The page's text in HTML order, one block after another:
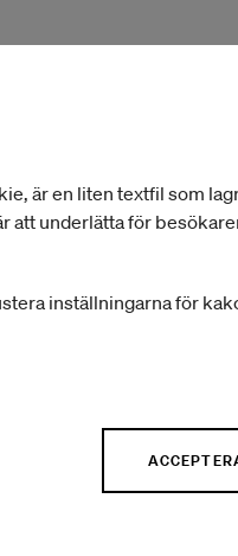
baserad i
tekniker
av hur
ut gränserna
för måleri på
arbeten har ställts
konstmuseum,
Art, New York.
London och har
är en liten textfil som
att underlätta för
inställningarna för